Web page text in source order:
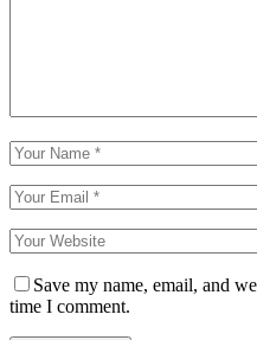
Save my name, email, and
time I comment.